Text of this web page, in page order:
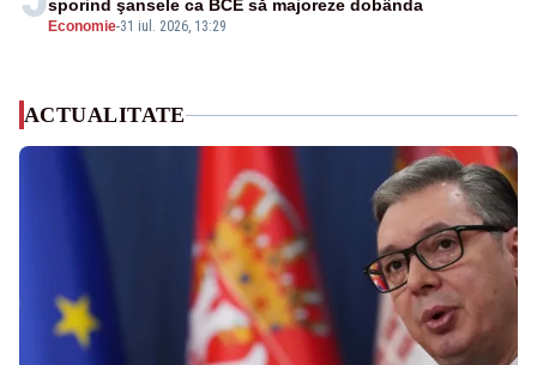
Economie-31 iul. 2026, 13:29
sporind şansele ca BCE să majoreze dobânda
ACTUALITATE